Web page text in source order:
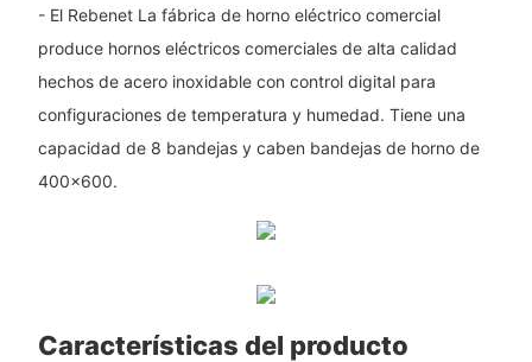
- El Rebenet La fábrica de horno eléctrico comercial
produce hornos eléctricos comerciales de alta calidad
hechos de acero inoxidable con control digital para
configuraciones de temperatura y humedad. Tiene una
capacidad de 8 bandejas y caben bandejas de horno de
400x600.
Características del producto